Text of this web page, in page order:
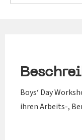
Boys‘ Day
ihren Arbeits-,